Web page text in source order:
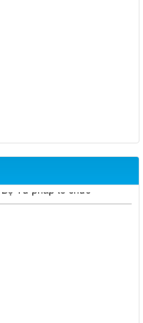
"Tìm hiểu về Hiến pháp
Tư pháp tổ chức